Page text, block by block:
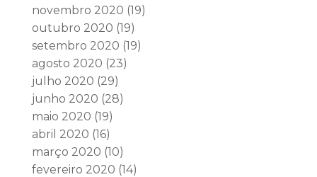
novembro 2020 (19)
outubro 2020 (19)
setembro 2020 (19)
agosto 2020 (23)
julho 2020 (29)
junho 2020 (28)
maio 2020 (19)
abril 2020 (16)
março 2020 (10)
fevereiro 2020 (14)